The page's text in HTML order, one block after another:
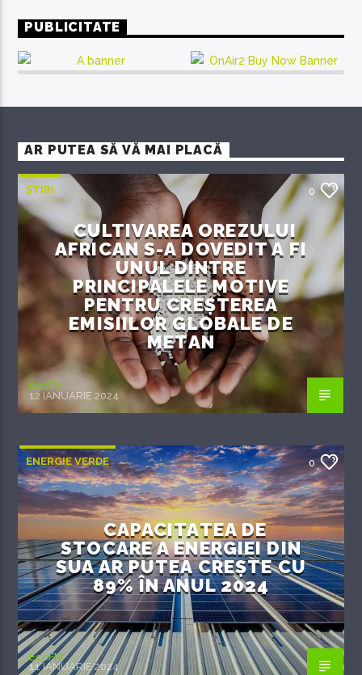
PUBLICITATE
AR PUTEA SĂ VĂ MAI PLACĂ
ȘTIRI 0
CULTIVAREA OREZULUI
AFRICAN S-A DOVEDIT A FI
UNUL DINTRE
PRINCIPALELE MOTIVE
PENTRU CREȘTEREA
EMISIILOR GLOBALE DE
METAN
EcoFM
12 IANUARIE 2024
ENERGIE VERDE 0
CAPACITATEA DE
STOCARE A ENERGIEI DIN
SUA AR PUTEA CREȘTE CU
89% ÎN ANUL 2024
EcoFM
11 IANUARIE 2024